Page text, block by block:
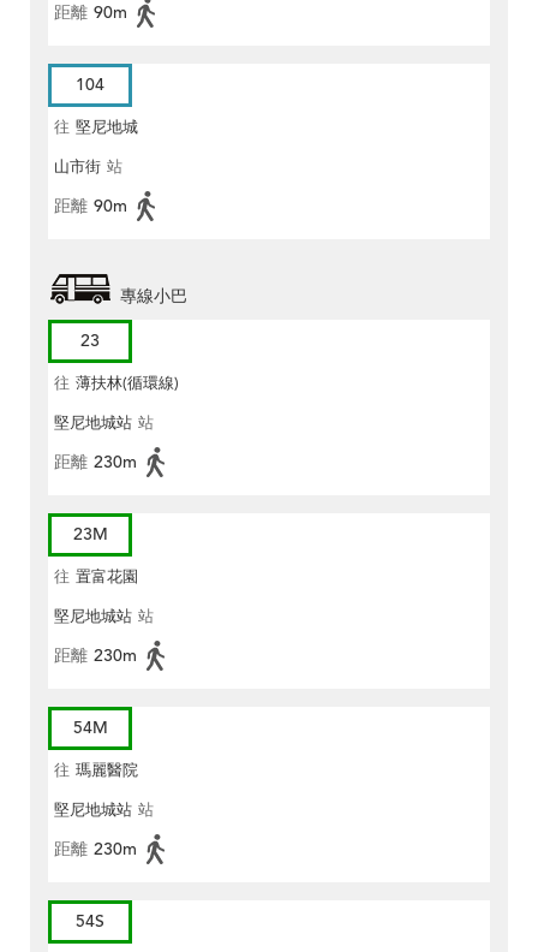
距離 90m
104
往 堅尼地城
山市街 站
距離 90m
專線小巴
23
往 薄扶林(循環線)
堅尼地城站 站
距離 230m
23M
往 置富花園
堅尼地城站 站
距離 230m
54M
往 瑪麗醫院
堅尼地城站 站
距離 230m
54S